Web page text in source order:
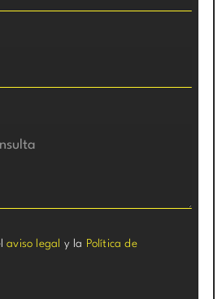
aviso legal y la Política de